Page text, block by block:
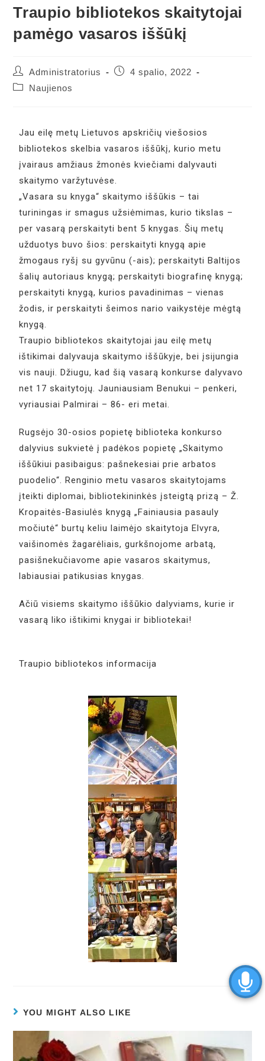
Traupio bibliotekos skaitytojai
pamėgo vasaros iššūkį
Administratorius
4 spalio, 2022
Naujienos
Jau eilę metų Lietuvos apskričių viešosios
bibliotekos skelbia vasaros iššūkį, kurio metu
įvairaus amžiaus žmonės kviečiami dalyvauti
skaitymo varžytuvėse.
„Vasara su knyga“ skaitymo iššūkis – tai
turiningas ir smagus užsiėmimas, kurio tikslas –
per vasarą perskaityti bent 5 knygas. Šių metų
užduotys buvo šios: perskaityti knygą apie
žmogaus ryšį su gyvūnu (-ais); perskaityti Baltijos
šalių autoriaus knygą; perskaityti biografinę knygą;
perskaityti knygą, kurios pavadinimas – vienas
žodis, ir perskaityti šeimos nario vaikystėje mėgtą
knygą.
Traupio bibliotekos skaitytojai jau eilę metų
ištikimai dalyvauja skaitymo iššūkyje, bei įsijungia
vis nauji. Džiugu, kad šią vasarą konkurse dalyvavo
net 17 skaitytojų. Jauniausiam Benukui – penkeri,
vyriausiai Palmirai – 86- eri metai.
Rugsėjo 30-osios popietę biblioteka konkurso
dalyvius sukvietė į padėkos popietę „Skaitymo
iššūkiui pasibaigus: pašnekesiai prie arbatos
puodelio“. Renginio metu vasaros skaitytojams
įteikti diplomai, bibliotekininkės įsteigtą prizą – Ž.
Kropaitės-Basiulės knygą „Fainiausia pasauly
močiutė“ burtų keliu laimėjo skaitytoja Elvyra,
vaišinomės žagarėliais, gurkšnojome arbatą,
pasišnekučiavome apie vasaros skaitymus,
labiausiai patikusias knygas.
Ačiū visiems skaitymo iššūkio dalyviams, kurie ir
vasarą liko ištikimi knygai ir bibliotekai!
Traupio bibliotekos informacija
YOU MIGHT ALSO LIKE